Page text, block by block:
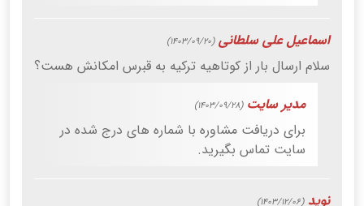
اسماعیل علی سلطانی (1403/09/20)
سلام ارسال بار از کوتاهیه ترکیه به قبرس امکانش هست؟
مدیر سایت (1403/09/28)
برای دریافت مشاوره با شماره های درج شده در
سایت تماس بگیرید.
نوید (1403/12/06)